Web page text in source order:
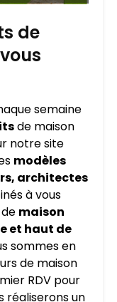
de
semaine
de maison
notre site
modèles
architectes
à vous
maison
et haut de
sommes en
de maison
RDV pour
réaliserons un